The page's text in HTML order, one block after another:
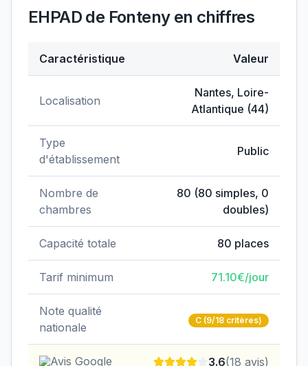
EHPAD de Fontenyen chiffres
Caractéristique Valeur
Localisation
Nantes, Loire-
Atlantique (44)
Type
d'établissement
Public
Nombre de
chambres
80 (80 simples, 0
doubles)
Capacité totale 80 places
Tarif minimum 71.10€/jour
Note qualité
nationale
C (9/18 critères)
Avis Google 3.6(18 avis)